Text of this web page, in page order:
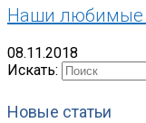
Наши любимые
08.11.2018
Искать:
Новые статьи